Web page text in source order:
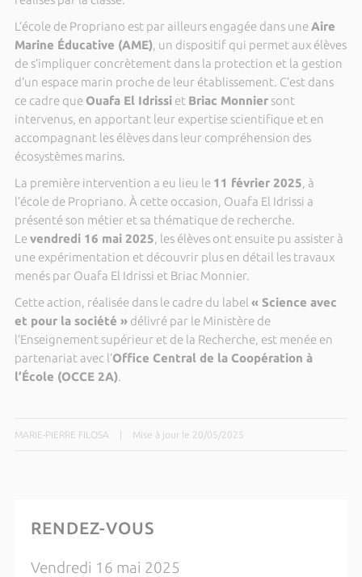
L’école de Propriano est par ailleurs engagée dans uneAire
Marine Éducative (AME), un dispositif qui permet aux élèves
de s’impliquer concrètement dans la protection et la gestion
d’un espace marin proche de leur établissement. C’est dans
ce cadre que Ouafa El Idrissiet Briac Monniersont
intervenus, en apportant leur expertise scientifique et en
accompagnant les élèves dans leur compréhension des
écosystèmes marins.
La première intervention a eu lieu le 11 février 2025, à
l’école de Propriano. À cette occasion, Ouafa El Idrissi a
présenté son métier et sa thématique de recherche.
Levendredi 16 mai 2025, les élèves ont ensuite pu assister à
une expérimentation et découvrir plus en détail les travaux
menés par Ouafa El Idrissi et Briac Monnier.
Cette action, réalisée dans le cadre du label « Science avec
et pour la société »délivré par le Ministère de
l’Enseignement supérieur et de la Recherche, est menée en
partenariat avec l’Office Central de la Coopération à
l’École (OCCE 2A).
MARIE-PIERRE FILOSA Mise à jour le 20/05/2025
RENDEZ-VOUS
Vendredi 16 mai 2025